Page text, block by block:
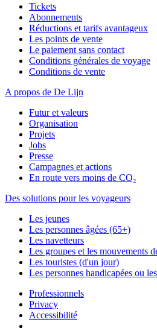
Tickets
Abonnements
Réductions et tarifs avantageux
Les points de vente
Le paiement sans contact
Conditions générales de voyage
Conditions de vente
A propos de De Lijn
Futur et valeurs
Organisation
Projets
Jobs
Presse
Campagnes et actions
En route vers moins de CO₂
Des solutions pour les voyageurs
Les jeunes
Les personnes âgées (65+)
Les navetteurs
Les groupes et les mouvements
Les touristes (d'un jour)
Les personnes handicapées ou
Professionnels
Privacy
Accessibilité